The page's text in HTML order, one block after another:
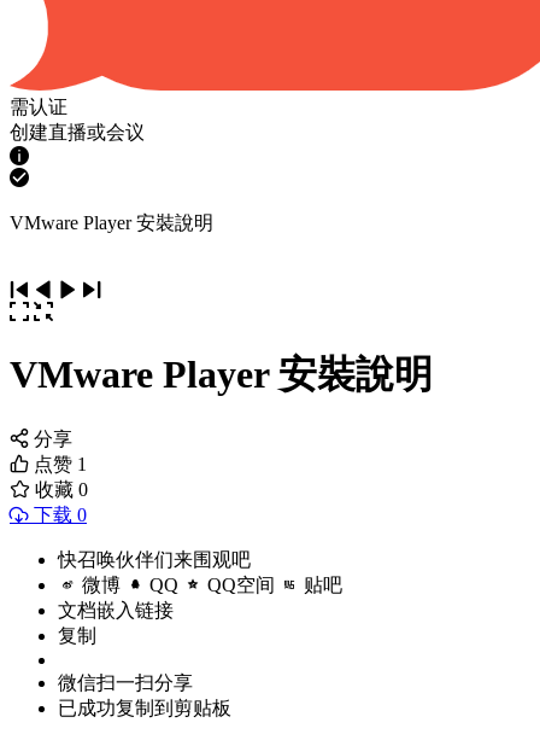
需认证
创建直播或会议
VMware Player 安裝說明
VMware Player 安裝說明
分享
点赞 1
收藏 0
下载 0
快召唤伙伴们来围观吧
微博 QQ QQ空间 贴吧
文档嵌入链接
复制
微信扫一扫分享
已成功复制到剪贴板